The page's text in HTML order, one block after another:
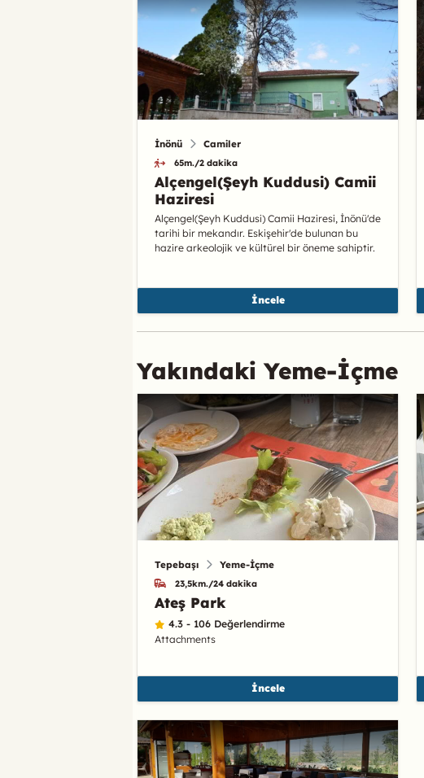
İnönü Camiler
65m./2 dakika
Alçengel(Şeyh Kuddusi) Camii
Haziresi
Alçengel(Şeyh Kuddusi) Camii Haziresi, İnönü'de
tarihi bir mekandır. Eskişehir'de bulunan bu
hazire arkeolojik ve kültürel bir öneme sahiptir.
İncele
Yakındaki Yeme-İçme
Tepebaşı Yeme-İçme
23,5km./24 dakika
Ateş Park
4.3 - 106 Değerlendirme
Attachments
İncele